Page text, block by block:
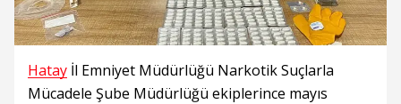
Hatay İl Emniyet Müdürlüğü Narkotik Suçlarla
Mücadele Şube Müdürlüğü ekiplerince mayıs